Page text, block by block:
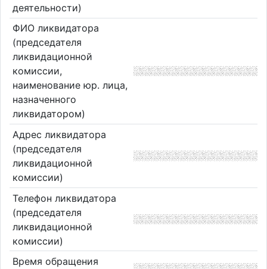
деятельности)
ФИО ликвидатора
(председателя
ликвидационной
комиссии,
наименование юр. лица,
назначенного
ликвидатором)
Адрес ликвидатора
(председателя
ликвидационной
комиссии)
Телефон ликвидатора
(председателя
ликвидационной
комиссии)
Время обращения